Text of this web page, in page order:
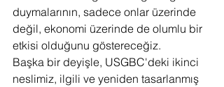
duymalarının, sadece onlar üzerinde
değil, ekonomi üzerinde de olumlu bir
etkisi olduğunu göstereceğiz.
Başka bir deyişle, USGBC'deki ikinci
neslimiz, ilgili ve yeniden tasarlanmış